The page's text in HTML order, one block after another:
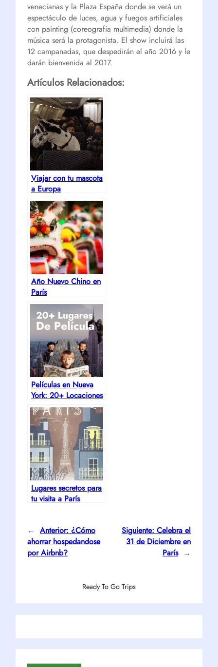
venecianas y la Plaza España donde se verá un
espectáculo de luces, agua y fuegos artificiales
con painting (coreografía multimedia) donde la
música será la protagonista. El show incluirá las
12 campanadas, que despedirán el año 2016 y le
darán bienvenida al 2017.
Artículos Relacionados:
Viajar con tu mascota
a Europa
Año Nuevo Chino en
París
Películas en Nueva
York: 20+ Locaciones
Famosas + Mapa
2026
Lugares secretos para
tu visita a París
← Anterior: ¿Cómo
ahorrar hospedandose
por Airbnb?
Siguiente: Celebra el
31 de Diciembre en
París →
Ready To Go Trips